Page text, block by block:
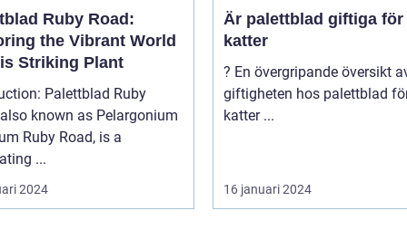
Ruby Road:
the Vibrant World
Striking Plant
Palettblad Ruby
known as Pelargonium
Ruby Road, is a
...
2024
Är palettblad giftiga för
katter
? En övergripande översikt av
giftigheten hos palettblad
katter ...
16 januari 2024